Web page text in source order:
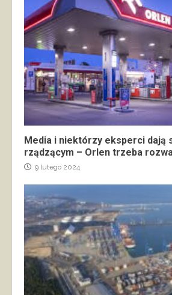
Media i niektórzy eksperci dają
rządzącym – Orlen trzeba
9 lutego 2024